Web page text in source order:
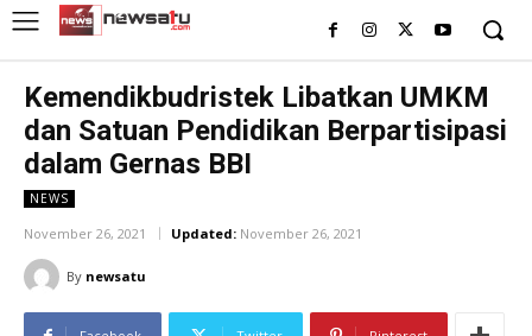
Kemendikbudristek Libatkan UMKM
dan Satuan Pendidikan Berpartisipasi
dalam Gernas BBI
NEWS
November 26, 2021 Updated: November 26, 2021
By newsatu